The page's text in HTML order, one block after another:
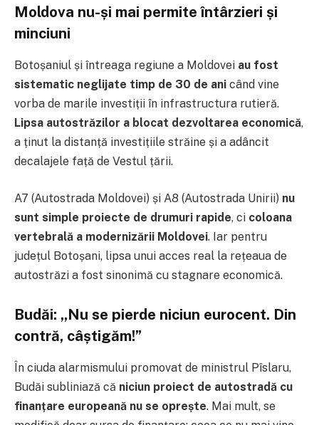
Moldova nu-și mai permite întârzieri și
minciuni
Botoșaniul și întreaga regiune a Moldovei au fost
sistematic neglijate timp de 30 de ani când vine
vorba de marile investiții în infrastructura rutieră.
Lipsa autostrăzilor a blocat dezvoltarea economică,
a ținut la distanță investițiile străine și a adâncit
decalajele față de Vestul țării.
A7 (Autostrada Moldovei) și A8 (Autostrada Unirii) nu
sunt simple proiecte de drumuri rapide, ci coloana
vertebrală a modernizării Moldovei. Iar pentru
județul Botoșani, lipsa unui acces real la rețeaua de
autostrăzi a fost sinonimă cu stagnare economică.
Budăi: „Nu se pierde niciun eurocent. Din
contră, câștigăm!”
În ciuda alarmismului promovat de ministrul Pîslaru,
Budăi subliniază că niciun proiect de autostradă cu
finanțare europeană nu se oprește. Mai mult, se